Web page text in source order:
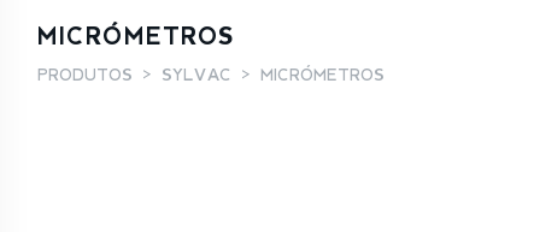
MICRÓMETROS
PRODUTOS SYLVAC MICRÓMETROS